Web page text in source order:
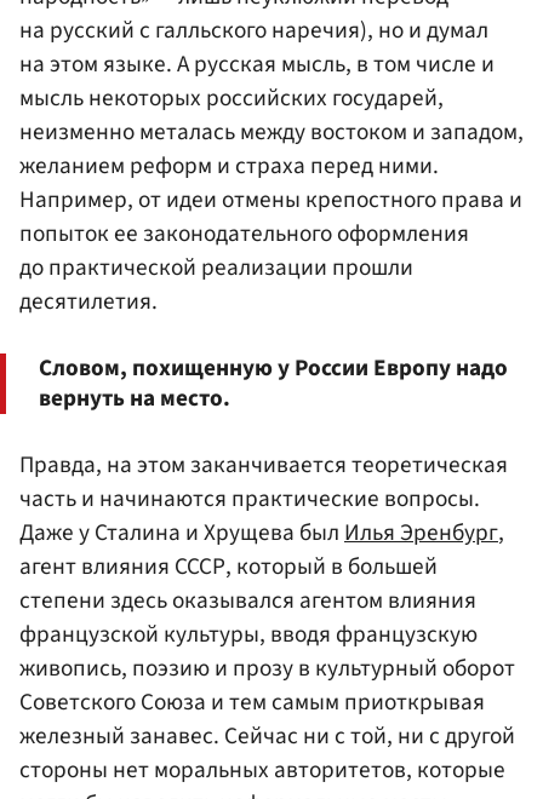
на русский с галльского наречия), но и думал
на этом языке. А русская мысль, в том числе и
мысль некоторых российских государей,
неизменно металась между востоком и западом,
желанием реформ и страха перед ними.
Например, от идеи отмены крепостного права и
попыток ее законодательного оформления
до практической реализации прошли
десятилетия.
Словом, похищенную у России Европу надо
вернуть на место.
Правда, на этом заканчивается теоретическая
часть и начинаются практические вопросы.
Даже у Сталина и Хрущева былИлья Эренбург,
агент влияния СССР, который в большей
степени здесь оказывался агентом влияния
французской культуры, вводя французскую
живопись, поэзию и прозу в культурный оборот
Советского Союза и тем самым приоткрывая
железный занавес. Сейчас ни с той, ни с другой
стороны нет моральных авторитетов, которые